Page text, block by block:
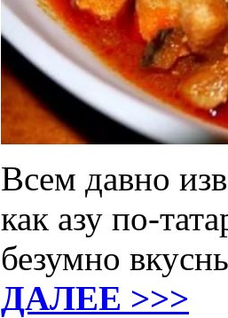
Всем давно
как азу по-
безумно
ДАЛЕЕ >>>